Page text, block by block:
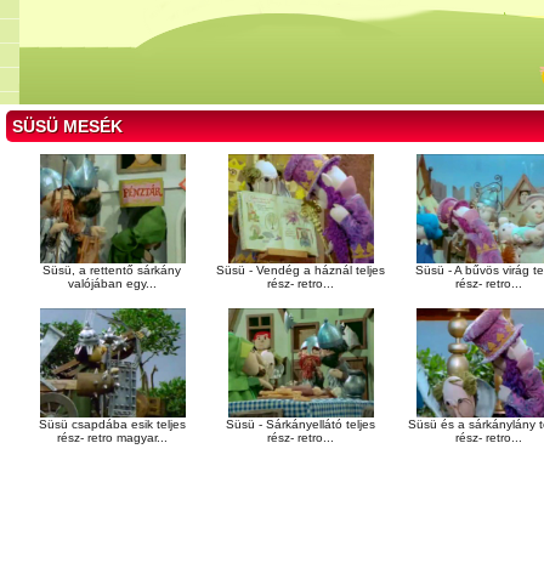
SÜSÜ MESÉK
Süsü, a rettentő sárkány
valójában egy...
Süsü - Vendég a háznál teljes
rész- retro...
Süsü - A bűvös virág
rész- retro...
Süsü csapdába esik teljes
rész- retro magyar...
Süsü - Sárkányellátó teljes
rész- retro...
Süsü és a sárkánylány
rész- retro...